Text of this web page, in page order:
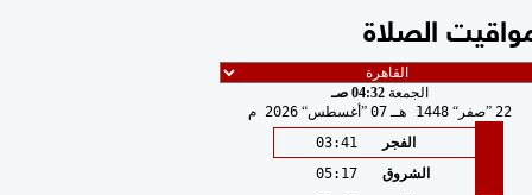
الصلاة
الجمعة 04:32 صـ
22 صفر 1448 هـ 07 أغسطس 2026 م
الفجر
03:41
الشروق
05:17